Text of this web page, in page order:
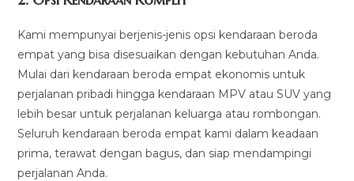
Kami mempunyai berjenis-jenis opsi kendaraan beroda
empat yang bisa disesuaikan dengan kebutuhan Anda.
Mulai dari kendaraan beroda empat ekonomis untuk
perjalanan pribadi hingga kendaraan MPV atau SUV yang
lebih besar untuk perjalanan keluarga atau rombongan.
Seluruh kendaraan beroda empat kami dalam keadaan
prima, terawat dengan bagus, dan siap mendampingi
perjalanan Anda.